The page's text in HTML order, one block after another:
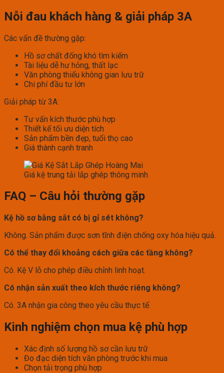
Nỗi đau khách hàng & giải pháp 3A
Các vấn đề thường gặp:
Hồ sơ chất đống khó tìm kiếm
Tài liệu dễ hư hỏng, thất lạc
Văn phòng thiếu không gian lưu trữ
Chi phí đầu tư lớn
Giải pháp từ 3A:
Tư vấn kích thước phù hợp
Thiết kế tối ưu diện tích
Sản phẩm bền đẹp, tuổi thọ cao
Giá thành cạnh tranh
Giá kệ trung tải lắp ghép thông minh
FAQ – Câu hỏi thường gặp
Kệ hồ sơ bằng sắt có bị gỉ sét không?
Không. Sản phẩm được sơn tĩnh điện chống oxy hóa hiệu quả.
Có thể thay đổi khoảng cách giữa các tầng không?
Có. Kệ V lỗ cho phép điều chỉnh linh hoạt.
Có nhận sản xuất theo kích thước riêng không?
Có. 3A nhận gia công theo yêu cầu thực tế.
Kinh nghiệm chọn mua kệ phù hợp
Xác định số lượng hồ sơ cần lưu trữ
Đo đạc diện tích văn phòng trước khi mua
Chọn tải trọng phù hợp